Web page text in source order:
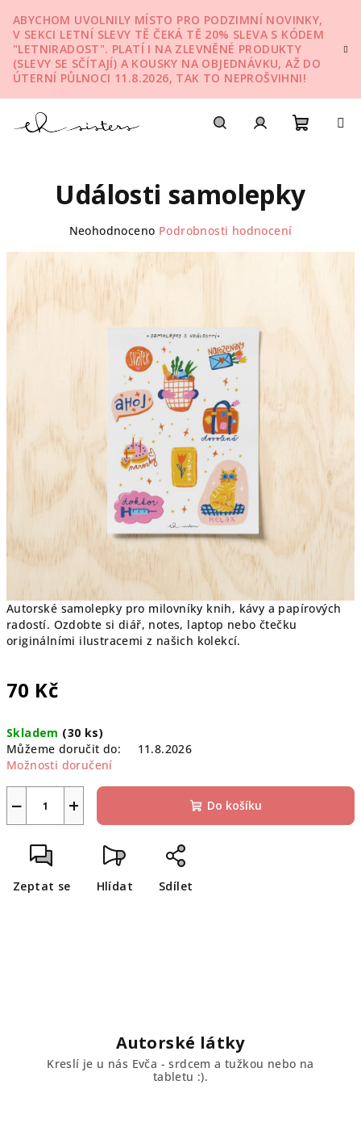
na
obsah
ABYCHOM UVOLNILY MÍSTO PRO PODZIMNÍ NOVINKY,
V SEKCI LETNÍ SLEVY TĚ ČEKÁ TĚ 20% SLEVA S KÓDEM
"LETNIRADOST". PLATÍ I NA ZLEVNĚNÉ PRODUKTY
(SLEVY SE SČÍTAJÍ) A KOUSKY NA OBJEDNÁVKU, AŽ DO
ÚTERNÍ PŮLNOCI 11.8.2026, TAK TO NEPROŠVIHNI!
košík
Autorské samolepky pro milovníky knih, kávy a papírových
radostí. Ozdobte si diář, notes, laptop nebo čtečku
originálními ilustracemi z našich kolekcí.
70 Kč
cena:
Skladem (30 ks)
Můžeme doručit do:
11.8.2026
Možnosti doručení
+
− Do košíku
Zeptat se Hlídat Sdílet
Události samolepky
5
Neohodnoceno Podrobnosti hodnocení
Autorské látky
Kreslí je u nás Evča - srdcem a tužkou nebo na
tabletu :).